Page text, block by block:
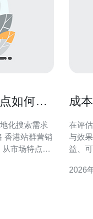
如何构
化搜索需求
香港站群营销
市场特点、
健的多域名
成
在评
与效
益、
带来的长期价
2026